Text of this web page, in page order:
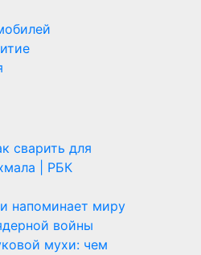
сварить для
| РБК
напоминает миру
войны
мухи: чем